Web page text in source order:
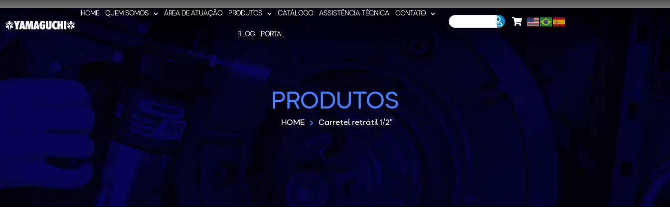
HOME QUEM SOMOS ÁREA DE ATUAÇÃO PRODUTOS CATÁLOGO ASSISTÊNCIA TÉCNICA CONTATO
BLOG PORTAL
PRODUTOS
HOME Carretel retrátil 1/2″